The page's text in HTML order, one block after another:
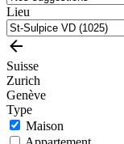
Lieu
Suisse
Zurich
Genève
Type
Maison